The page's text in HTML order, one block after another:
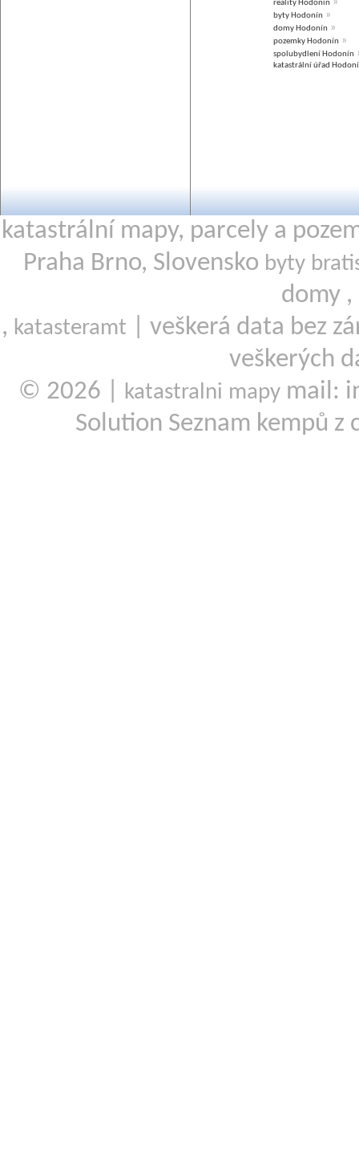
reality Hodonín »
byty Hodonín »
domy Hodonín »
pozemky Hodonín »
spolubydlení Hodonín
katastrální úřad
katastrální mapy, parcely a
Praha Brno, Slovensko byty
domy ,
, katasteramt
| veškerá data bez
veškerých
© 2026 |
katastralni mapy mail:
Solution Seznam kempů z